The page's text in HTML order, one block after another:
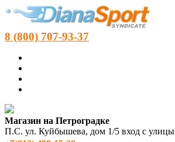
8 (800) 707-93-37
Магазин на Петроградке
П.С. ул. Куйбышева, дом 1/5 вход с улицы